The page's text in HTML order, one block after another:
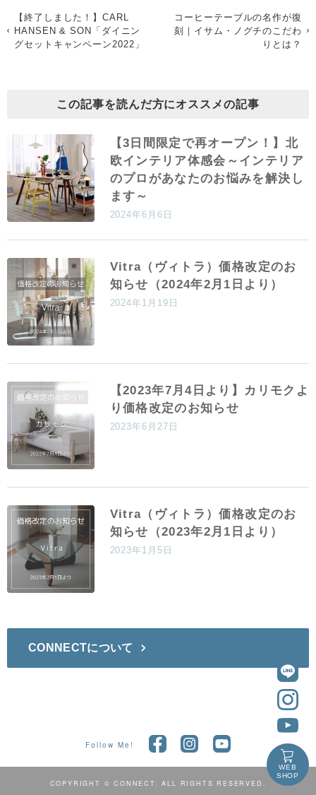
WEB
SHOP
【終了しました！】CARL
HANSEN & SON「ダイニン
グセットキャンペーン2022」
コーヒーテーブルの名作が復
刻｜イサム・ノグチのこだわ
りとは？
この記事を読んだ方にオススメの記事
【3日間限定で再オープン！】北
欧インテリア体感会～インテリア
のプロがあなたのお悩みを解決し
ます～
2024年6月6日
Vitra（ヴィトラ）価格改定のお
知らせ（2024年2月1日より）
2024年1月19日
【2023年7月4日より】カリモクよ
り価格改定のお知らせ
2023年6月27日
Vitra（ヴィトラ）価格改定のお
知らせ（2023年2月1日より）
2023年1月5日
CONNECTについて
Follow Me!
COPYRIGHT © CONNECT. ALL RIGHTS RESERVED.